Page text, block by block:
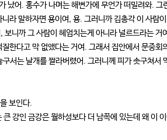
어. 홍수가 나며는 해변가에 무언가 떠밀려와.
라 말하자면 용이여, 용. 그러니까 김총각 이 사람
니까 그 사람이 헤엄치는게 아니라 널르드라는 거
한다고 막 없앴다는 거여. 그래서 집안에서 문중회
서는 날개를 짤라버렸어. 그러니께 피가 솟구쳐서
보인다.
강인 금강은 월하성보다 더 남쪽에 있는데 왜 이